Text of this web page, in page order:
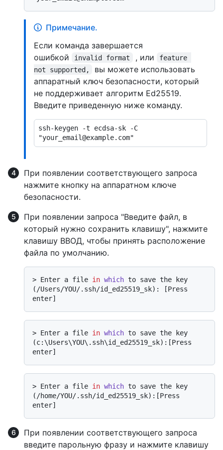
Примечание.
Если команда завершается
ошибкой
invalid format , или
feature
not supported,
вы можете использовать
аппаратный ключ безопасности, который
не поддерживает алгоритм Ed25519.
Введите приведенную ниже команду.
ssh-keygen -t ecdsa-sk -C
При появлении соответствующего запроса
нажмите кнопку на аппаратном ключе
безопасности.
При появлении запроса "Введите файл, в
который нужно сохранить клавишу", нажмите
клавишу ВВОД, чтобы принять расположение
файла по умолчанию.
> Enter a file in which to save the key
(/Users/YOU/.ssh/id_ed25519_sk): [Press
enter]
> Enter a file in which to save the key
(c:\Users\YOU\.ssh\id_ed25519_sk):[Press
enter]
> Enter a file in which to save the key
(/home/YOU/.ssh/id_ed25519_sk):[Press
enter]
При появлении соответствующего запроса
введите парольную фразу и нажмите клавишу